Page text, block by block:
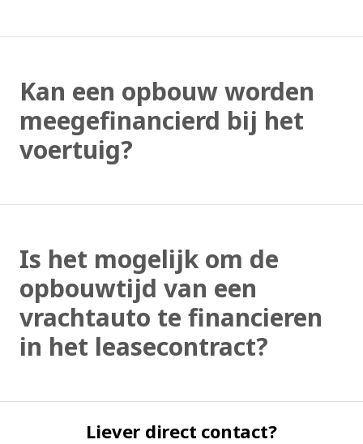
Kan een opbouw worden
meegefinancierd bij het
voertuig?
Is het mogelijk om de
opbouwtijd van een
vrachtauto te financieren
in het leasecontract?
Liever direct contact?